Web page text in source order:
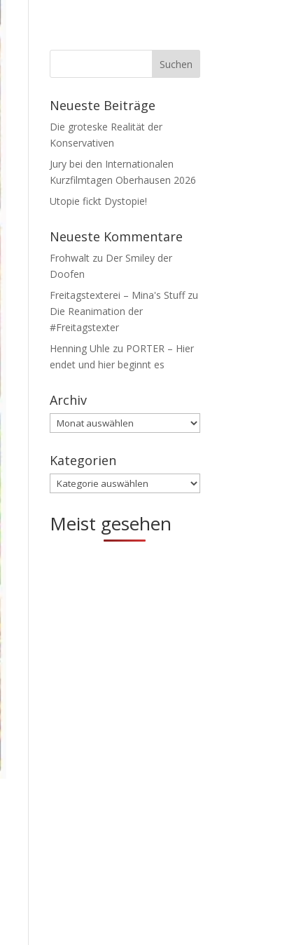
Neueste Beiträge
Die groteske Realität der
Konservativen
Jury bei den Internationalen
Kurzfilmtagen Oberhausen 2026
Utopie fickt Dystopie!
Neueste Kommentare
Frohwaltzu Der Smiley der
Doofen
Freitagstexterei – Mina's Stuffzu
Die Reanimation der
#Freitagstexter
Henning Uhle zu PORTER – Hier
endet und hier beginnt es
Archiv
Archiv
Kategorien
Kategorien
Meist gesehen